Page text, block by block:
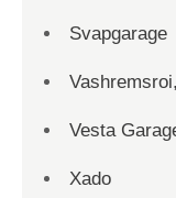
Svapgarage
Vesta
Xado